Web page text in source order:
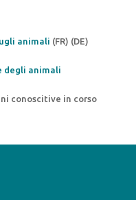
animali (FR) (DE)
degli animali
conoscitive in corso